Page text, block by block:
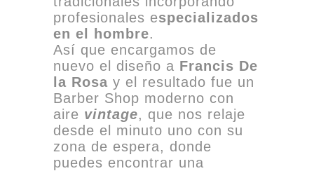
profesionales especializados
en el hombre.
Así que encargamos de
nuevo el diseño a Francis De
la Rosa y el resultado fue un
Barber Shop moderno con
aire vintage, que nos relaje
desde el minuto uno con su
zona de espera, donde
puedes encontrar una